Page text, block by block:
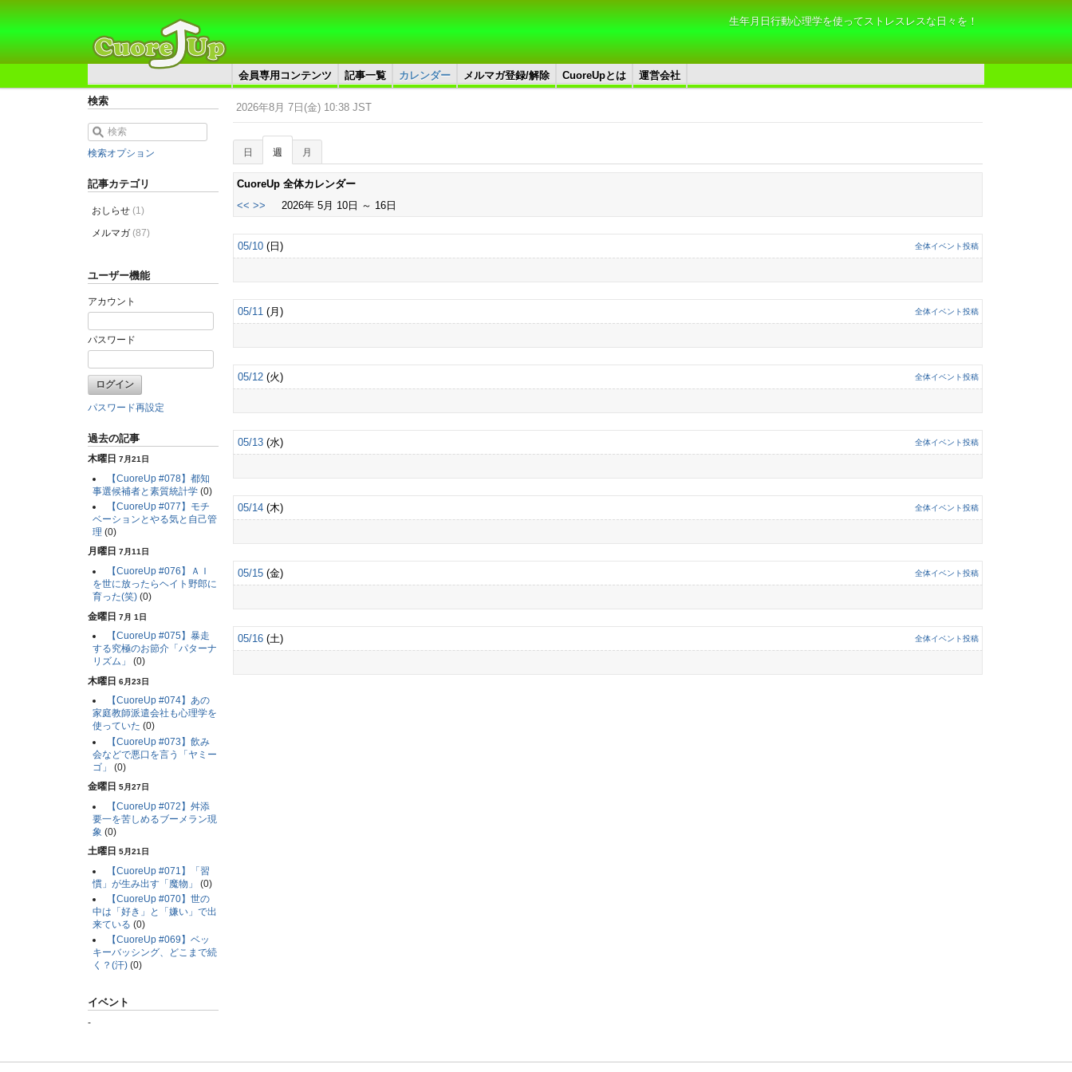
生年月日行動心理学を使ってストレスレスな日々を！
会員専用コンテンツ 記事一覧 カレンダー メルマガ登録/解除 CuoreUpとは 運営会社
2026年8月 7日(金) 10:38 JST
日 週 月
CuoreUp 全体カレンダー
<< >> 2026年 5月 10日 ～ 16日
05/10 (日) 全体イベント投稿
05/11 (月) 全体イベント投稿
05/12 (火) 全体イベント投稿
05/13 (水) 全体イベント投稿
05/14 (木) 全体イベント投稿
05/15 (金) 全体イベント投稿
05/16 (土) 全体イベント投稿
検索
検索オプション
記事カテゴリ
おしらせ (1)
メルマガ (87)
ユーザー機能
アカウント
パスワード
パスワード再設定
過去の記事
木曜日 7月21日
【CuoreUp #078】都知
事選候補者と素質統計学 (0)
【CuoreUp #077】モチ
ベーションとやる気と自己管
理 (0)
月曜日 7月11日
【CuoreUp #076】ＡＩ
を世に放ったらヘイト野郎に
育った(笑) (0)
金曜日 7月 1日
【CuoreUp #075】暴走
する究極のお節介「パターナ
リズム」
(0)
木曜日 6月23日
【CuoreUp #074】あの
家庭教師派遣会社も心理学を
使っていた (0)
【CuoreUp #073】飲み
会などで悪口を言う「ヤミー
ゴ」
(0)
金曜日 5月27日
【CuoreUp #072】舛添
要一を苦しめるブーメラン現
象 (0)
土曜日 5月21日
【CuoreUp #071】「習
慣」が生み出す「魔物」
(0)
【CuoreUp #070】世の
中は「好き」と「嫌い」で出
来ている (0)
【CuoreUp #069】ベッ
キーバッシング、どこまで続
く？(汗) (0)
イベント
-